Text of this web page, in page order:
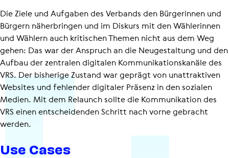
Die Ziele und Aufgaben des Verbands den Bürgerinnen und
Bürgern näherbringen und im Diskurs mit den Wählerinnen
und Wählern auch kritischen Themen nicht aus dem Weg
gehen: Das war der Anspruch an die Neugestaltung und den
Aufbau der zentralen digitalen Kommu­ni­ka­ti­ons­ka­näle des
VRS. Der bisherige Zustand war geprägt von unattraktiven
Websites und fehlender digitaler Präsenz in den sozialen
Medien. Mit dem Relaunch sollte die Kommunikation des
VRS einen entscheidenden Schritt nach vorne gebracht
werden.
Use Cases